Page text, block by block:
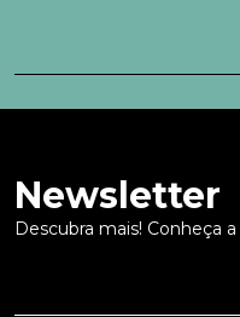
Newsletter
Descubra mais! Conheça